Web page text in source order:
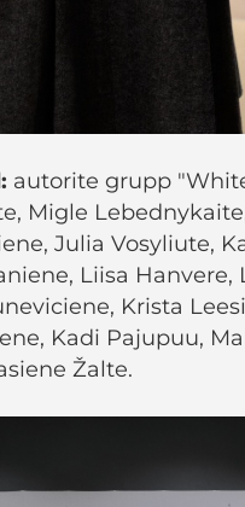
autorite grupp
Migle
Julia Vosyliute,
Liisa Hanvere,
Krista
Kadi Pajupuu,
Žalte.